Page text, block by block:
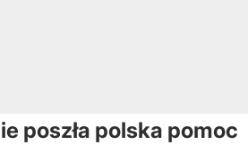
poszła polska pomoc